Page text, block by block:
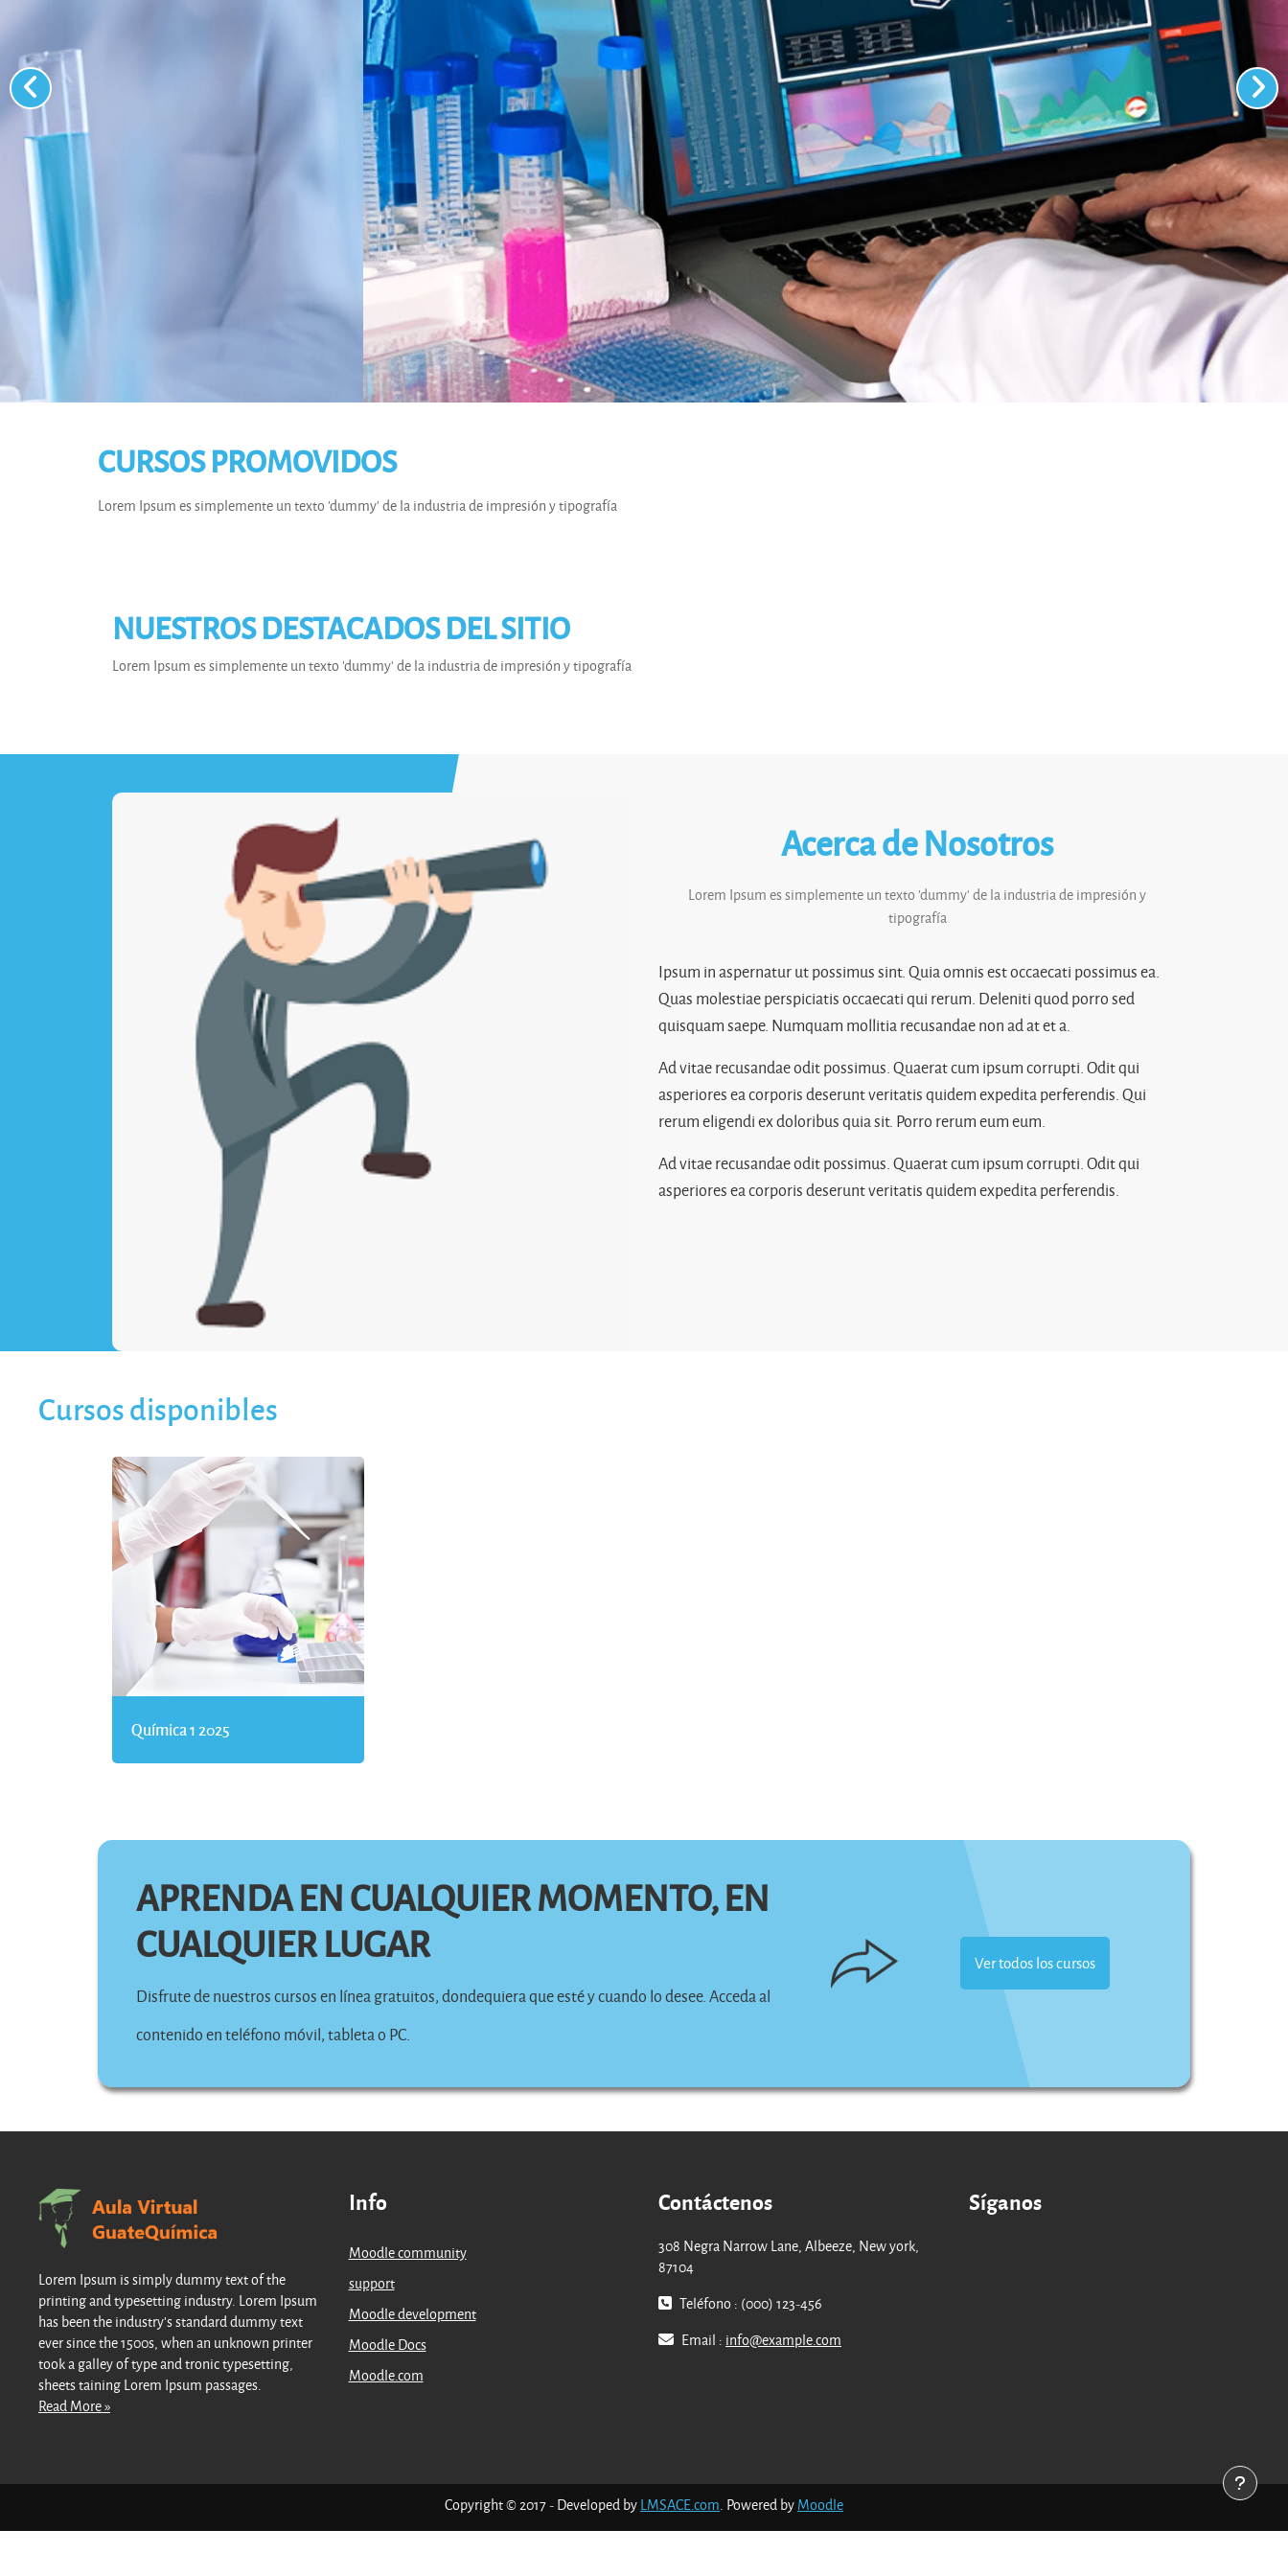
CURSOS PROMOVIDOS
Lorem Ipsum es simplemente un texto 'dummy' de la industria de impresión y tipografía
NUESTROS DESTACADOS DEL SITIO
Lorem Ipsum es simplemente un texto 'dummy' de la industria de impresión y tipografía
Acerca de Nosotros
Lorem Ipsum es simplemente un texto 'dummy' de la industria de impresión y
tipografía
Ipsum in aspernatur ut possimus sint. Quia omnis est occaecati possimus ea.
Quas molestiae perspiciatis occaecati qui rerum. Deleniti quod porro sed
quisquam saepe. Numquam mollitia recusandae non ad at et a.
Ad vitae recusandae odit possimus. Quaerat cum ipsum corrupti. Odit qui
asperiores ea corporis deserunt veritatis quidem expedita perferendis. Qui
rerum eligendi ex doloribus quia sit. Porro rerum eum eum.
Ad vitae recusandae odit possimus. Quaerat cum ipsum corrupti. Odit qui
asperiores ea corporis deserunt veritatis quidem expedita perferendis.
Cursos disponibles
Química 1 2025
APRENDA EN CUALQUIER MOMENTO, EN
CUALQUIER LUGAR
Disfrute de nuestros cursos en línea gratuitos, dondequiera que esté y cuando lo desee. Acceda al
contenido en teléfono móvil, tableta o PC.
Ver todos los cursos
Lorem Ipsum is simply dummy text of the
printing and typesetting industry. Lorem Ipsum
has been the industry's standard dummy text
ever since the 1500s, when an unknown printer
took a galley of type and tronic typesetting,
sheets taining Lorem Ipsum passages.
Read More »
Info
Moodle community
support
Moodle development
Moodle Docs
Moodle.com
Contáctenos
308 Negra Narrow Lane, Albeeze, New york,
87104
Teléfono : (000) 123-456
Email : info@example.com
Síganos
Copyright © 2017 - Developed byLMSACE.com. Powered byMoodle